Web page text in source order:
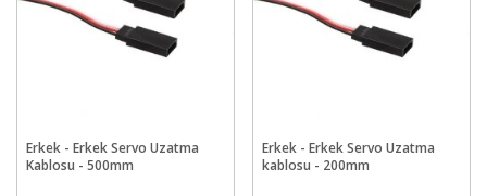
Erkek - Erkek Servo Uzatma
Kablosu - 500mm
Erkek - Erkek Servo Uzatma
kablosu - 200mm